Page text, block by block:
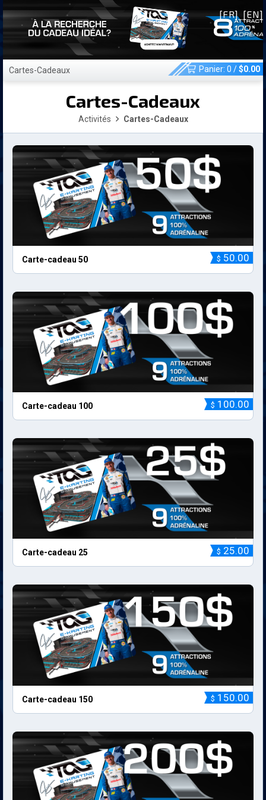
[FR] [EN]
Cartes-Cadeaux Panier: 0 /$0.00
Cartes-Cadeaux
Activités Cartes-Cadeaux
Carte-cadeau 50 $ 50.00
Carte-cadeau 100 $ 100.00
Carte-cadeau 25 $ 25.00
Carte-cadeau 150 $ 150.00